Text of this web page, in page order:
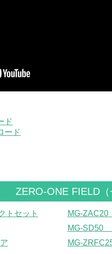
ド
ード
ZERO-ONE FIELD
トセット
MG-
MG-SD50
MG-